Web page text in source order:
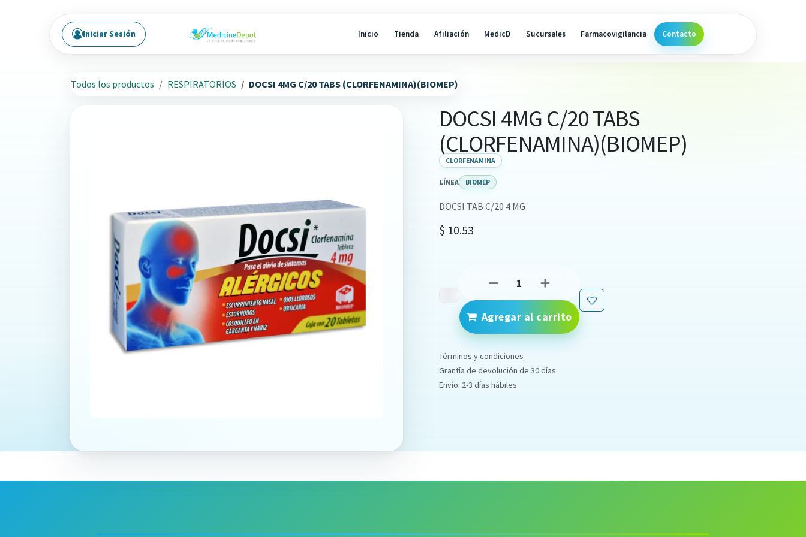
Inicio Tienda Afiliación MedicD Sucursales Farmacovigilancia Contacto
Iniciar Sesión
Todos los productos RESPIRATORIOS DOCSI 4MG C/20 TABS (CLORFENAMINA)(BIOMEP)
DOCSI 4MG C/20 TABS
(CLORFENAMINA)(BIOMEP)
CLORFENAMINA
LÍNEA BIOMEP
DOCSI TAB C/20 4 MG
$ 10.53
Agregar al carrito
Términos y condiciones
Grantía de devolución de 30 días
Envío: 2-3 días hábiles